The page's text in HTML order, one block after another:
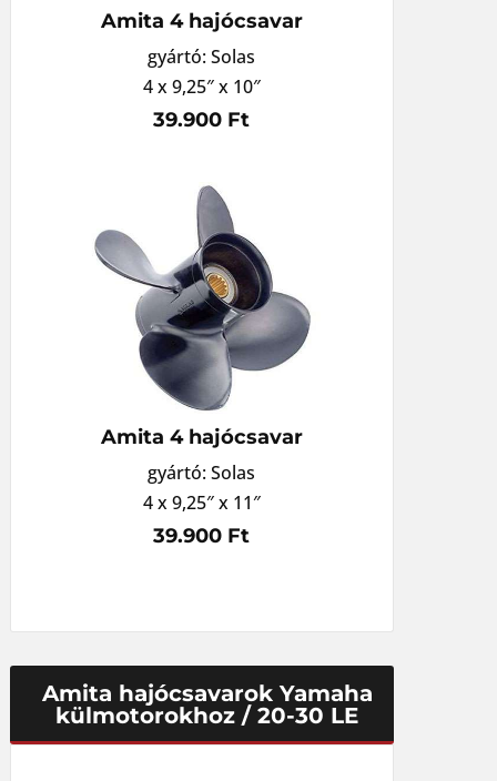
Amita 4 hajócsavar
gyártó: Solas
4 x 9,25″ x 10″
39.900 Ft
Amita 4 hajócsavar
gyártó: Solas
4 x 9,25″ x 11″
39.900 Ft
Amita hajócsavarok Yamaha
külmotorokhoz / 20-30 LE